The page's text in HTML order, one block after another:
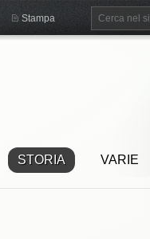
STORIA VARIE
Stampa